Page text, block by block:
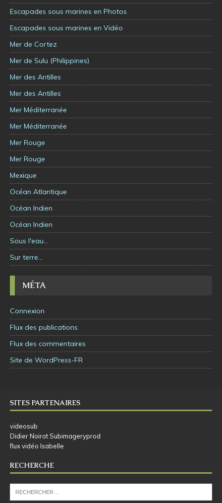
Escapades sous marines en Photos
Escapades sous marines en Vidéo
Mer de Cortez
Mer de Sulu (Philippines)
Mer des Antilles
Mer des Antilles
Mer Méditerranée
Mer Méditerranée
Mer Rouge
Mer Rouge
Mexique
Océan Atlantique
Océan Indien
Océan Indien
Sous l'eau…
Sur terre…
MÉTA
Connexion
Flux des publications
Flux des commentaires
Site de WordPress-FR
SITES PARTENAIRES
videosub
Didier Noirot Subimageryprod
flux vidéo Isabelle
RECHERCHE